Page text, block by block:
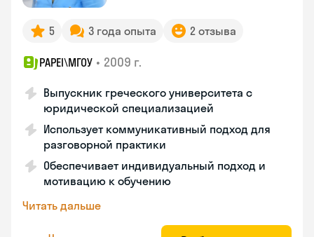
5 3 года опыта 2 отзыва
PAPEI\MГОУ • 2009 г.
Выпускник греческого университета с
юридической специализацией
Использует коммуникативный подход для
разговорной практики
Обеспечивает индивидуальный подход и
мотивацию к обучению
Читать дальше